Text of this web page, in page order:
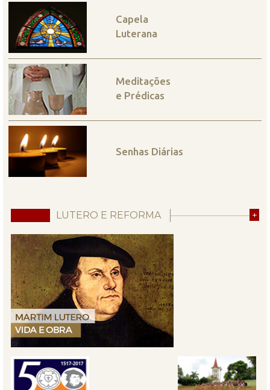
Capela
Luterana
Meditações
e Prédicas
Senhas Diárias
LUTERO E REFORMA +